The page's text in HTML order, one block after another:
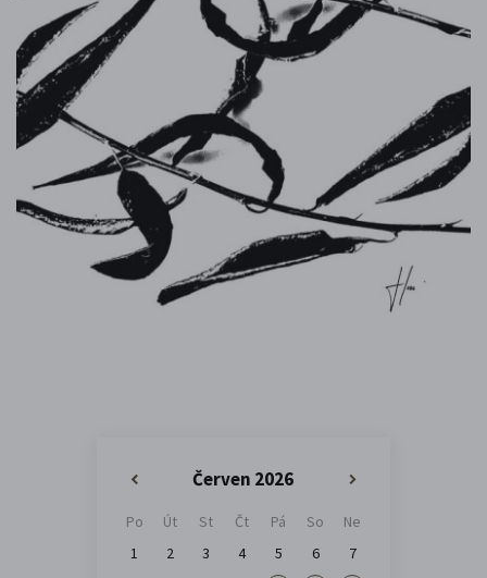
Červen 2026
Po Út St Čt Pá So
Ne
1
2 3 4 5 6
7